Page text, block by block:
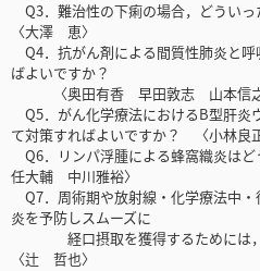
Q3．難治性の下痢の場合，どうい
〈大澤 恵〉
Q4．抗がん剤による間質性肺炎と
ばよいですか？
〈奥田有香 早田敦志 山本信之
Q5．がん化学療法におけるB型肝炎
て対策すればよいですか？ 〈小林良
Q6．リンパ浮腫による蜂窩織炎は
任大輔 中川雅裕〉
Q7．周術期や放射線・化学療法中
炎を予防しスムーズに
経口摂取を獲得するためには，
〈辻 哲也〉